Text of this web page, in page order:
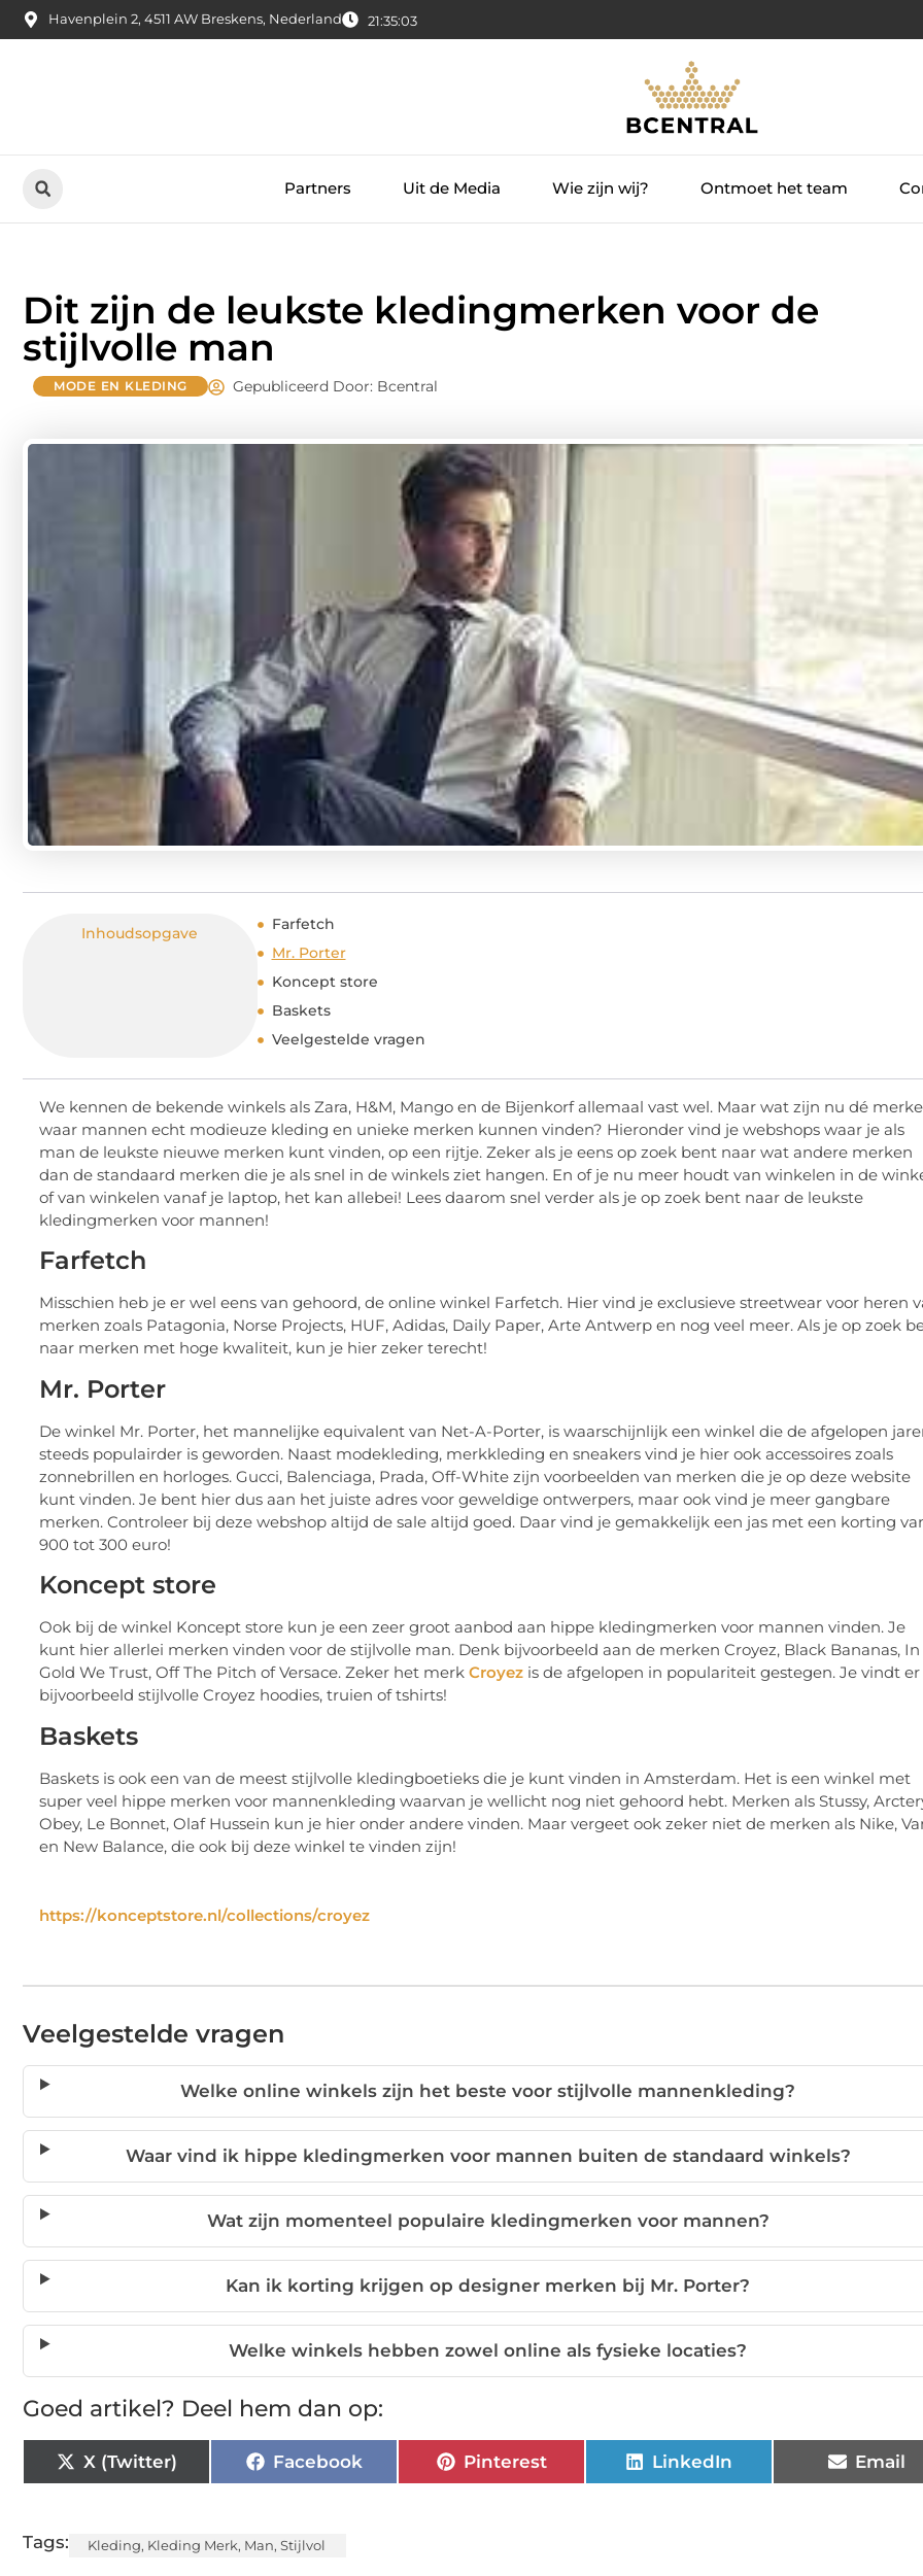
Havenplein 2, 4511 AW Breskens, Nederland 21:35:04
Partners Uit de Media Wie zijn wij? Ontmoet het team
Dit zijn de leukste kledingmerken voor de
stijlvolle man
MODE EN KLEDING Gepubliceerd Door: Bcentral
Inhoudsopgave
Farfetch
Mr. Porter
Koncept store
Baskets
Veelgestelde vragen
We kennen de bekende winkels als Zara, H&M, Mango en de Bijenkorf allemaal vast wel. Maar wat zijn nu dé
waar mannen echt modieuze kleding en unieke merken kunnen vinden? Hieronder vind je webshops waar je als
man de leukste nieuwe merken kunt vinden, op een rijtje. Zeker als je eens op zoek bent naar wat andere merken
dan de standaard merken die je als snel in de winkels ziet hangen. En of je nu meer houdt van winkelen in de
of van winkelen vanaf je laptop, het kan allebei! Lees daarom snel verder als je op zoek bent naar de leukste
kledingmerken voor mannen!
Farfetch
Misschien heb je er wel eens van gehoord, de online winkel Farfetch. Hier vind je exclusieve streetwear voor heren
merken zoals Patagonia, Norse Projects, HUF, Adidas, Daily Paper, Arte Antwerp en nog veel meer. Als je op zoek
naar merken met hoge kwaliteit, kun je hier zeker terecht!
Mr. Porter
De winkel Mr. Porter, het mannelijke equivalent van Net-A-Porter, is waarschijnlijk een winkel die de afgelopen
steeds populairder is geworden. Naast modekleding, merkkleding en sneakers vind je hier ook accessoires zoals
zonnebrillen en horloges. Gucci, Balenciaga, Prada, Off-White zijn voorbeelden van merken die je op deze website
kunt vinden. Je bent hier dus aan het juiste adres voor geweldige ontwerpers, maar ook vind je meer gangbare
merken. Controleer bij deze webshop altijd de sale altijd goed. Daar vind je gemakkelijk een jas met een korting
900 tot 300 euro!
Koncept store
Ook bij de winkel Koncept store kun je een zeer groot aanbod aan hippe kledingmerken voor mannen vinden. Je
kunt hier allerlei merken vinden voor de stijlvolle man. Denk bijvoorbeeld aan de merken Croyez, Black Bananas, In
Gold We Trust, Off The Pitch of Versace. Zeker het merk Croyez is de afgelopen in populariteit gestegen. Je vindt er
bijvoorbeeld stijlvolle Croyez hoodies, truien of tshirts!
Baskets
Baskets is ook een van de meest stijlvolle kledingboetieks die je kunt vinden in Amsterdam. Het is een winkel met
super veel hippe merken voor mannenkleding waarvan je wellicht nog niet gehoord hebt. Merken als Stussy,
Obey, Le Bonnet, Olaf Hussein kun je hier onder andere vinden. Maar vergeet ook zeker niet de merken als Nike,
en New Balance, die ook bij deze winkel te vinden zijn!
https://konceptstore.nl/collections/croyez
Veelgestelde vragen
Welke online winkels zijn het beste voor stijlvolle mannenkleding?
Waar vind ik hippe kledingmerken voor mannen buiten de standaard winkels?
Wat zijn momenteel populaire kledingmerken voor mannen?
Kan ik korting krijgen op designer merken bij Mr. Porter?
Welke winkels hebben zowel online als fysieke locaties?
Goed artikel? Deel hem dan op:
X (Twitter) Facebook Pinterest LinkedIn Email
Tags: Kleding, Kleding Merk, Man, Stijlvol